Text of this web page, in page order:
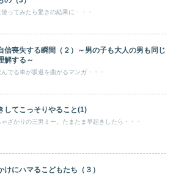
ってみたら驚きの結果に・・・
信喪失する瞬間（２）～男の子も大人の男も同じ
解する～
んでる車が坂道を曲がるマンガ・・・
してこっそりやること(1)
ざかりの三男ミー。たまたま早起きしたら・・・
けにハマるこどもたち（３）